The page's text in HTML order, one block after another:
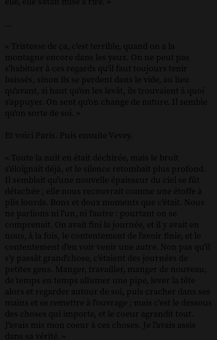
...
« Tristesse de ça, c'est terrible, quand on a la
montagne encore dans les yeux. On ne peut pas
s'habituer à ces regards qu'il faut toujours tenir
baissés, sinon ils se perdent dans le vide, au lieu
qu'avant, si haut qu'on les levât, ils trouvaient à quoi
s'appuyer. On sent qu'on change de nature. Il semble
qu'on sorte de soi. »
Et voici Paris. Puis ensuite Vevey.
« Toute la nuit en était déchirée, mais le bruit
s'éloignait déjà, et le silence retombait plus profond.
Il semblait qu'une nouvelle épaisseur du ciel se fût
détachée ; elle nous recouvrait comme une étoffe à
plis lourds. Bons et doux moments que c'était. Nous
ne parlions ni l'un, ni l'autre : pourtant on se
comprenait. On avait fini la journée, et il y avait en
nous, à la fois, le contentement de l'avoir finie, et le
contentement d'en voir venir une autre. Non pas qu'il
s'y passât grand'chose, c'étaient des journées de
petites gens. Manger, travailler, manger de nouveau,
de temps en temps allumer une pipe, lever la tête
alors et regarder autour de soi, puis cracher dans ses
mains et se remettre à l'ouvrage ; mais c'est le dessous
des choses qui importe, et le coeur agrandit tout.
J'avais mis mon coeur à ces choses. Je l'avais assis
dans sa vérité. »